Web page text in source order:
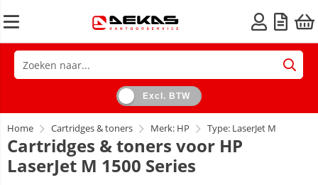
Excl. BTW
Home Cartridges & toners Merk: HP Type: LaserJet M
Cartridges & toners voor HP
LaserJet M 1500 Series